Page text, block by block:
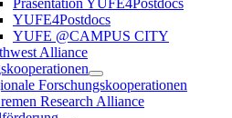
YUFE4Postdocs
YUFE @CAMPUS CITY
Alliance
Forschungskooperationen
Research Alliance